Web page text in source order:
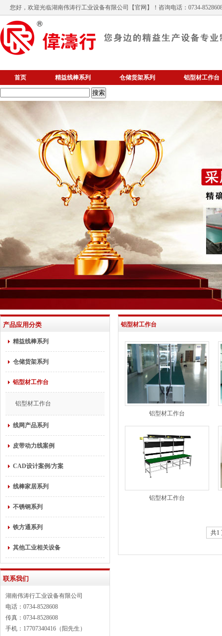
您好，欢迎光临湖南伟涛行工业设备有限公司 【官网】！咨询电话：0734-
首页 精益线棒系列 仓储货架系列 铝型材工作台
产品应用分类
精益线棒系列
仓储货架系列
铝型材工作台
铝型材工作台
线网产品系列
皮带动力线案例
CAD设计案例/方案
线棒家居系列
不锈钢系列
铁方通系列
其他工业相关设备
联系我们
湖南伟涛行工业设备有限公司
电话：0734-8528608
传真：0734-8528608
手机：17707340416（阳先生）
铝型材工作台
铝型材工作台
铝型材工作台
共1